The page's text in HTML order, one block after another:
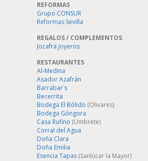
REFORMAS
Grupo CONSUR
Reformas Sevilla
REGALOS / COMPLEMENTOS
Jocafra Joyeros
RESTAURANTES
Al-Medina
Asador Azafrán
Barrabar´s
Becerrita
Bodega El Bólido (Olivares)
Bodega Góngora
Casa Rufino (Umbrete)
Corral del Agua
Doña Clara
Doña Emilia
Esencia Tapas (Sanlúcar la Mayor)